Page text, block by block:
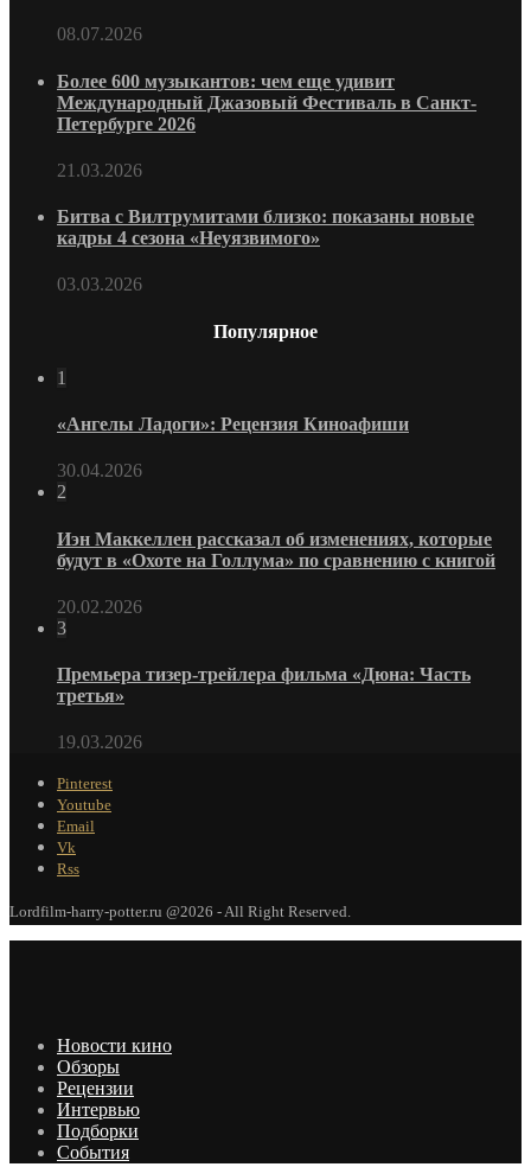
08.07.2026
Более 600 музыкантов: чем еще удивит
Международный Джазовый Фестиваль в Санкт-
Петербурге 2026
21.03.2026
Битва с Вилтрумитами близко: показаны новые
кадры 4 сезона «Неуязвимого»
03.03.2026
Популярное
1
«Ангелы Ладоги»: Рецензия Киноафиши
30.04.2026
2
Иэн Маккеллен рассказал об изменениях, которые
будут в «Охоте на Голлума» по сравнению с книгой
20.02.2026
3
Премьера тизер-трейлера фильма «Дюна: Часть
третья»
19.03.2026
Pinterest
Youtube
Email
Vk
Rss
Lordfilm-harry-potter.ru @2026 - All Right Reserved.
Новости кино
Обзоры
Рецензии
Интервью
Подборки
События